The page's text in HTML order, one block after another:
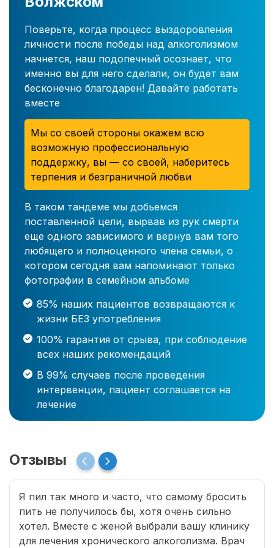
Поверьте, когда процесс выздоровления
личности после победы над алкоголизмом
начнется, наш подопечный осознает, что
именно вы для него сделали, он будет вам
бесконечно благодарен! Давайте работать
вместе
Мы со своей стороны окажем всю
возможную профессиональную
поддержку, вы — со своей, наберитесь
терпения и безграничной любви
В таком тандеме мы добьемся
поставленной цели, вырвав из рук смерти
еще одного зависимого и вернув вам того
любящего и полноценного члена семьи, о
котором сегодня вам напоминают только
фотографии в семейном альбоме
85% наших пациентов возвращаются к
жизни БЕЗ употребления
100% гарантия от срыва, при соблюдение
всех наших рекомендаций
В 99% случаев после проведения
интервенции, пациент соглашается на
лечение
Отзывы
Я пил так много и часто, что самому бросить
пить не получилось бы, хотя очень сильно
хотел. Вместе с женой выбрали вашу клинику
для лечения хронического алкоголизма. Врач